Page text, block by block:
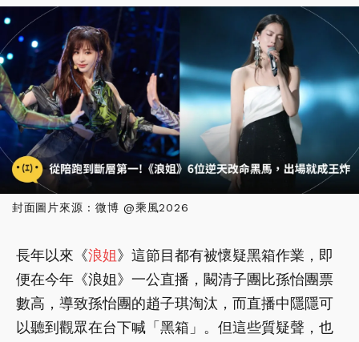
封面圖片來源 : 微博 @乘風2026
長年以來《浪姐》這節目都有被懷疑黑箱作業，即
便在今年《浪姐》一公直播，闞清子團比孫怡團票
數高，導致孫怡團的趙子琪淘汰，而直播中隱隱可
以聽到觀眾在台下喊「黑箱」。但這些質疑聲，也